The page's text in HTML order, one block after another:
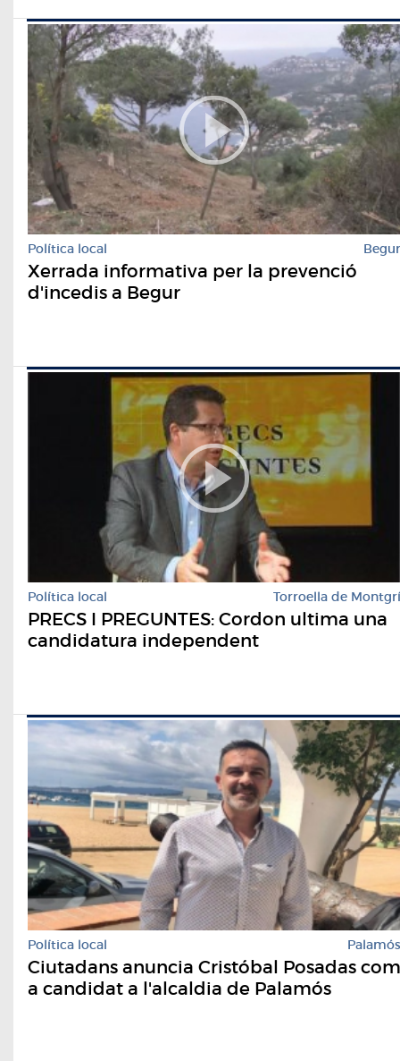
Política local Begur
Xerrada informativa per la prevenció
d'incedis a Begur
Política local Torroella de Montgrí
PRECS I PREGUNTES: Cordon ultima una
candidatura independent
Política local Palamós
Ciutadans anuncia Cristóbal Posadas com
a candidat a l'alcaldia de Palamós